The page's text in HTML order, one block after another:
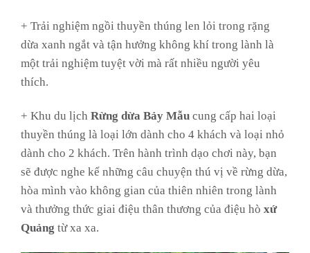
+ Trải nghiệm ngồi thuyền thúng len lỏi trong rặng
dừa xanh ngắt và tận hưởng không khí trong lành là
một trải nghiệm tuyệt vời mà rất nhiều người yêu
thích.
+ Khu du lịch Rừng dừa Bảy Mẫu cung cấp hai loại
thuyền thúng là loại lớn dành cho 4 khách và loại nhỏ
dành cho 2 khách. Trên hành trình dạo chơi này, bạn
sẽ được nghe kể những câu chuyện thú vị về rừng dừa,
hòa mình vào không gian của thiên nhiên trong lành
và thưởng thức giai điệu thân thương của điệu hò xứ
Quảng từ xa xa.